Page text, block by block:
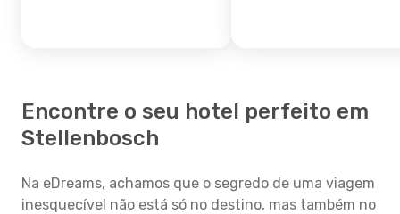
Encontre o seu hotel perfeito em
Stellenbosch
Na eDreams, achamos que o segredo de uma viagem
inesquecível não está só no destino, mas também no